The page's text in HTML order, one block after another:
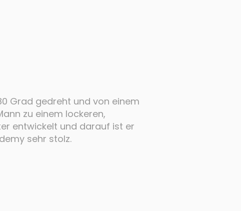
Grad gedreht und von einem
zu einem lockeren,
entwickelt und darauf ist er
sehr stolz.